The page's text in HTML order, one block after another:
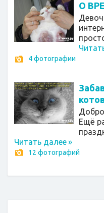
О
4 фотографии
Ещё
Читать далее»
12 фотографий